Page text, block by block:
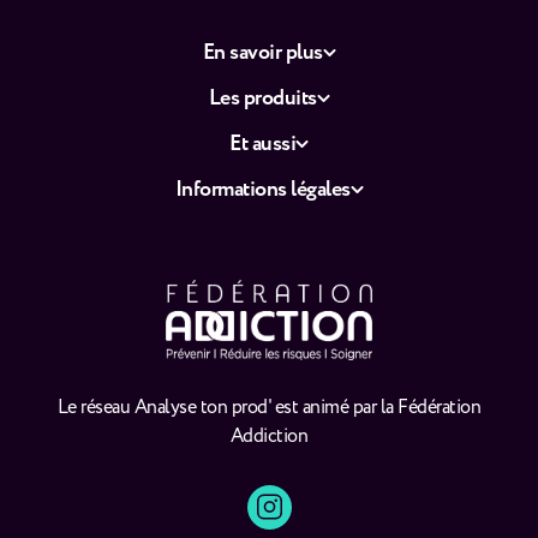
Le réseau Analyse ton prod' est animé par la Fédération
Addiction
En savoir plus
Les produits
Et aussi
Informations légales